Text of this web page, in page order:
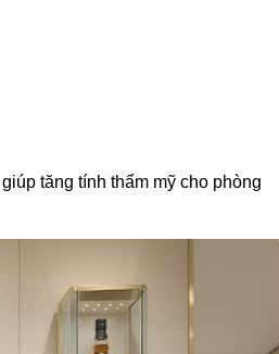
tăng tính thẩm mỹ cho phòng